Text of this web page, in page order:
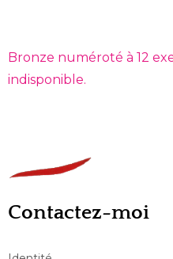
Bronze numéroté à 12
indisponible.
Contactez-moi